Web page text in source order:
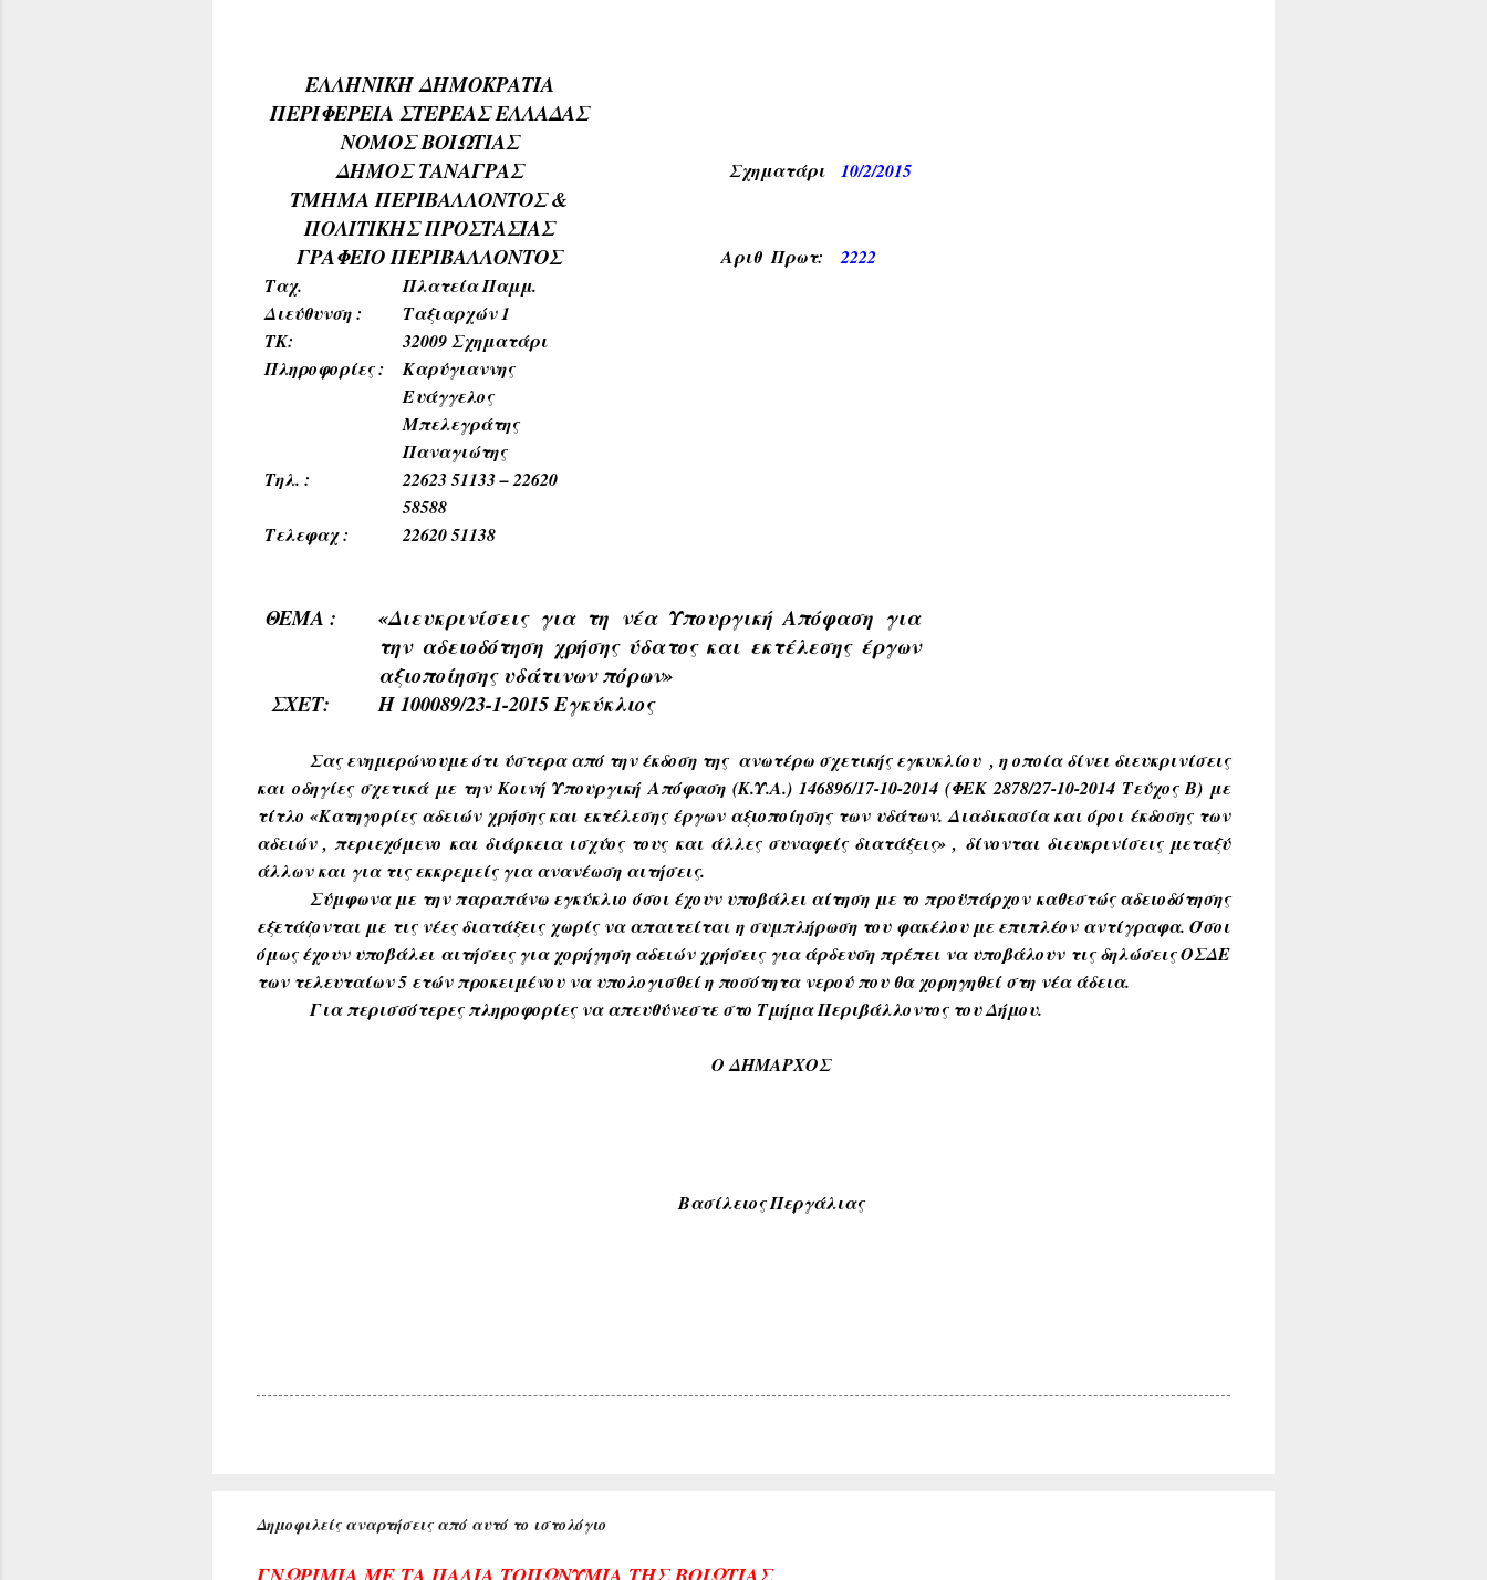
ΕΛΛΗΝΙΚΗ ΔΗΜΟΚΡΑΤΙΑ
ΠΕΡΙΦΕΡΕΙΑ ΣΤΕΡΕΑΣ ΕΛΛΑΔΑΣ
ΝΟΜΟΣ ΒΟΙΩΤΙΑΣ
ΔΗΜΟΣ ΤΑΝΑΓΡΑΣ
Σχηματάρι 10/2/2015
ΤΜΗΜΑ ΠΕΡΙΒΑΛΛΟΝΤΟΣ &
ΠΟΛΙΤΙΚΗΣ ΠΡΟΣΤΑΣΙΑΣ
ΓΡΑΦΕΙΟ ΠΕΡΙΒΑΛΛΟΝΤΟΣ
Αριθ Πρωτ:
2222
Ταχ.
Διεύθυνση :
Πλατεία Παμμ.
Ταξιαρχών 1
ΤΚ:
32009 Σχηματάρι
Πληροφορίες :
Καρύγιαννης
Ευάγγελος
Μπελεγράτης
Παναγιώτης
Τηλ. :
22623 51133 – 22620
58588
Τελεφαχ :
22620 51138
ΘΕΜΑ :
«Διευκρινίσεις για τη νέα Υπουργική Απόφαση για
την αδειοδότηση χρήσης ύδατος και εκτέλεσης έργων
αξιοποίησης υδάτινων πόρων»
ΣΧΕΤ:
Η 100089/23-1-2015 Εγκύκλιος
Σας ενημερώνουμε ότι ύστερα από την έκδοση της ανωτέρω σχετικής εγκυκλίου , η οποία δίνει διευκρινίσεις
και οδηγίες σχετικά με την Κοινή Υπουργική Απόφαση (Κ.Υ.Α.) 146896/17-10-2014 (ΦΕΚ 2878/27-10-2014 Τεύχος Β) με
τίτλο «Κατηγορίες αδειών χρήσης και εκτέλεσης έργων αξιοποίησης των υδάτων. Διαδικασία και όροι έκδοσης των
αδειών , περιεχόμενο και διάρκεια ισχύος τους και άλλες συναφείς διατάξεις» , δίνονται διευκρινίσεις μεταξύ
άλλων και για τις εκκρεμείς για ανανέωση αιτήσεις.
Σύμφωνα με την παραπάνω εγκύκλιο όσοι έχουν υποβάλει αίτηση με το προϋπάρχον καθεστώς αδειοδότησης
εξετάζονται με τις νέες διατάξεις χωρίς να απαιτείται η συμπλήρωση του φακέλου με επιπλέον αντίγραφα. Όσοι
όμως έχουν υποβάλει αιτήσεις για χορήγηση αδειών χρήσεις για άρδευση πρέπει να υποβάλουν τις δηλώσεις ΟΣΔΕ
των τελευταίων 5 ετών προκειμένου να υπολογισθεί η ποσότητα νερού που θα χορηγηθεί στη νέα άδεια.
Για περισσότερες πληροφορίες να απευθύνεστε στο Τμήμα Περιβάλλοντος του Δήμου.
Ο ΔΗΜΑΡΧΟΣ
Βασίλειος Περγάλιας
Δημοφιλείς αναρτήσεις από αυτό το ιστολόγιο